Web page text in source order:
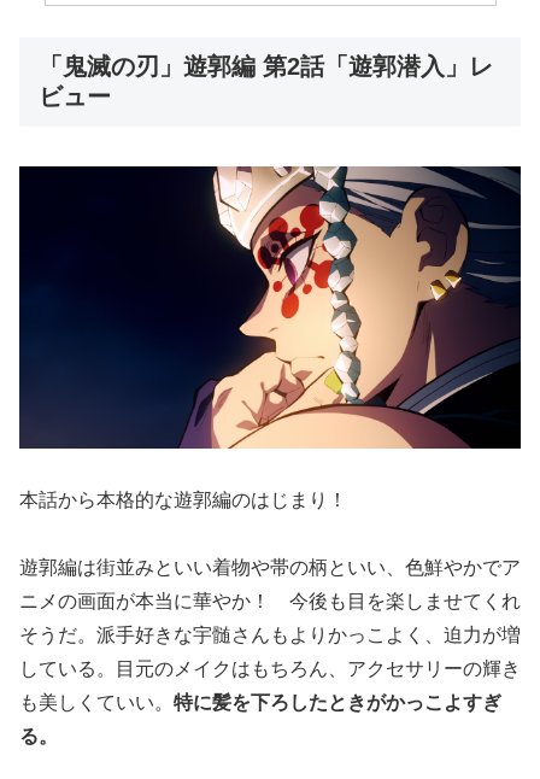
「鬼滅の刃」遊郭編 第2話「遊郭潜入」レ
ビュー
本話から本格的な遊郭編のはじまり！
遊郭編は街並みといい着物や帯の柄といい、色鮮やかでア
ニメの画面が本当に華やか！ 今後も目を楽しませてくれ
そうだ。派手好きな宇髄さんもよりかっこよく、迫力が増
している。目元のメイクはもちろん、アクセサリーの輝き
も美しくていい。 特に髪を下ろしたときがかっこよすぎ
る。